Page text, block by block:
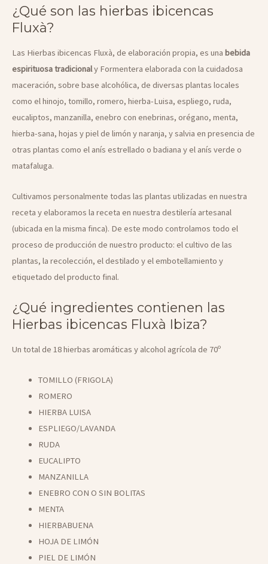
¿Qué son las hierbas ibicencas
Fluxà?
Las Hierbas ibicencas Fluxà, de elaboración propia, es una bebida
espirituosa tradicionaly Formentera elaborada con la cuidadosa
maceración, sobre base alcohólica, de diversas plantas locales
como el hinojo, tomillo, romero, hierba-Luisa, espliego, ruda,
eucaliptos, manzanilla, enebro con enebrinas, orégano, menta,
hierba-sana, hojas y piel de limón y naranja, y salvia en presencia de
otras plantas como el anís estrellado o badiana y el anís verde o
matafaluga.
Cultivamos personalmente todas las plantas utilizadas en nuestra
receta y elaboramos la receta en nuestra destilería artesanal
(ubicada en la misma finca). De este modo controlamos todo el
proceso de producción de nuestro producto: el cultivo de las
plantas, la recolección, el destilado y el embotellamiento y
etiquetado del producto final.
¿Qué ingredientes contienen las
Hierbas ibicencas Fluxà Ibiza?
Un total de 18 hierbas aromáticas y alcohol agrícola de 70º
TOMILLO (FRIGOLA)
ROMERO
HIERBA LUISA
ESPLIEGO/LAVANDA
RUDA
EUCALIPTO
MANZANILLA
ENEBRO CON O SIN BOLITAS
MENTA
HIERBABUENA
HOJA DE LIMÓN
PIEL DE LIMÓN